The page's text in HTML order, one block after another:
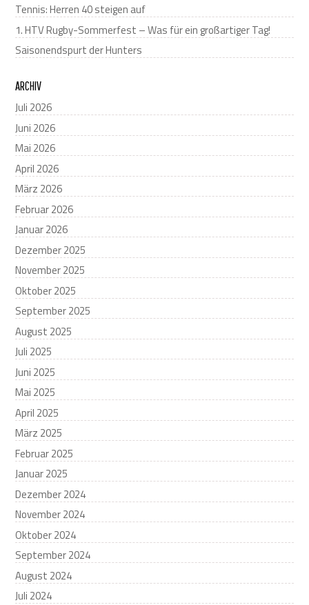
Tennis: Herren 40 steigen auf
1. HTV Rugby-Sommerfest – Was für ein großartiger Tag!
Saisonendspurt der Hunters
ARCHIV
Juli 2026
Juni 2026
Mai 2026
April 2026
März 2026
Februar 2026
Januar 2026
Dezember 2025
November 2025
Oktober 2025
September 2025
August 2025
Juli 2025
Juni 2025
Mai 2025
April 2025
März 2025
Februar 2025
Januar 2025
Dezember 2024
November 2024
Oktober 2024
September 2024
August 2024
Juli 2024